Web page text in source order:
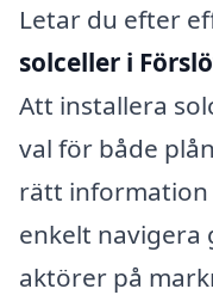
Letar du efter
solceller i
Att installera
val för både
rätt information
enkelt navigera
aktörer på